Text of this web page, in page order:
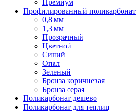
Премиум
Профилированный поликарбонат
0,8 мм
1,3 мм
Прозрачный
Цветной
Синий
Опал
Зеленый
Бронза коричневая
Бронза серая
Поликарбонат дешево
Поликарбонат для теплиц